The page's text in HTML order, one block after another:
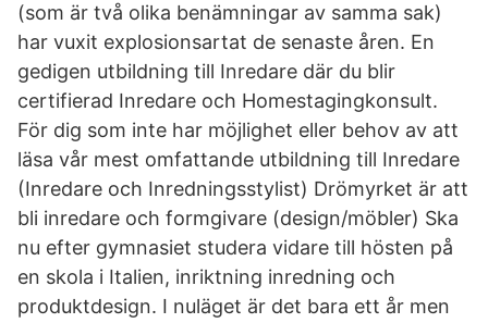
(som är två olika benämningar av samma sak)
har vuxit explosionsartat de senaste åren. En
gedigen utbildning till Inredare där du blir
certifierad Inredare och Homestagingkonsult.
För dig som inte har möjlighet eller behov av att
läsa vår mest omfattande utbildning till Inredare
(Inredare och Inredningsstylist) Drömyrket är att
bli inredare och formgivare (design/möbler) Ska
nu efter gymnasiet studera vidare till hösten på
en skola i Italien, inriktning inredning och
produktdesign. I nuläget är det bara ett år men